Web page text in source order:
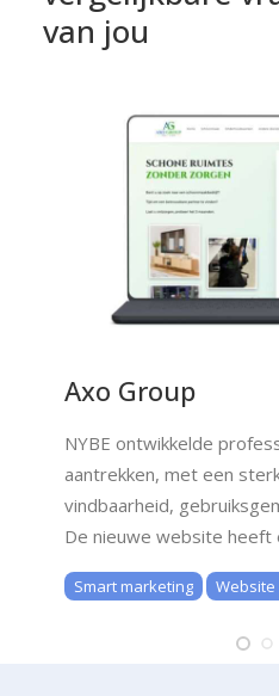
van jou
Axo Group
NYBE ontwikkelde
aantrekken, met een
vindbaarheid,
De nieuwe website heeft
Smart marketing